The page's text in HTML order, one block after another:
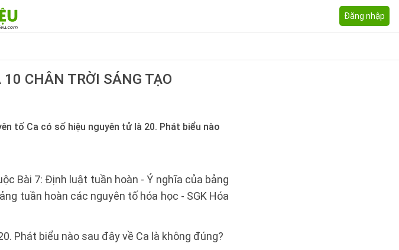
Đăng nhập
CHÂN TRỜI SÁNG TẠO
tố Ca có số hiệu nguyên tử là 20. Phát biểu nào
Bài 7: Định luật tuần hoàn - Ý nghĩa của bảng
tuần hoàn các nguyên tố hóa học - SGK Hóa
Phát biểu nào sau đây về Ca là không đúng?